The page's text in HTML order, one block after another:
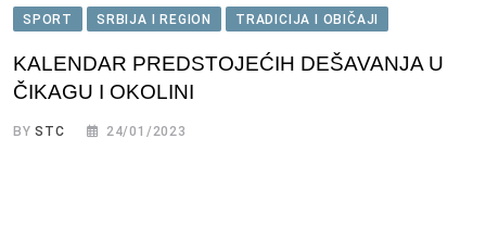
SPORT SRBIJA I REGION TRADICIJA I OBIČAJI
KALENDAR PREDSTOJEĆIH DEŠAVANJA U
ČIKAGU I OKOLINI
BYSTC 24/01/2023